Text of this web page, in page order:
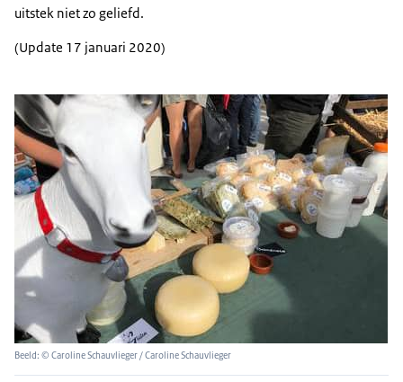
uitstek niet zo geliefd.
(Update 17 januari 2020)
Beeld: © Caroline Schauvlieger / Caroline Schauvlieger